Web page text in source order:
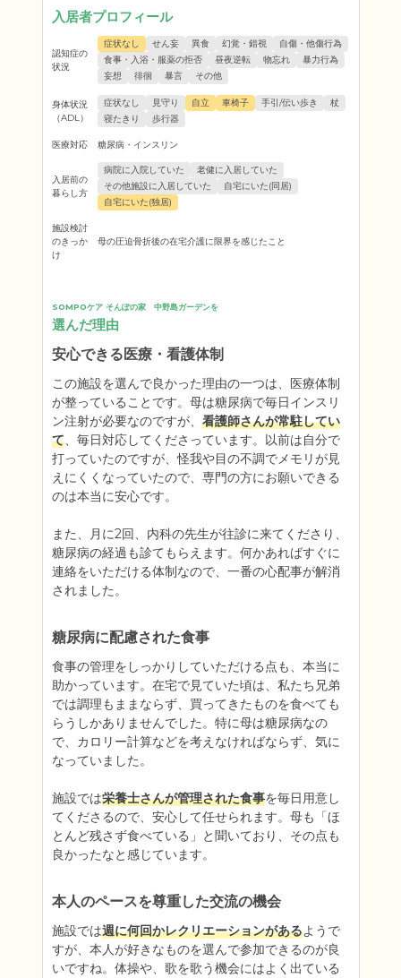
入居者プロフィール
認知症の
状況
症状なし せん妄 異食 幻覚・錯視
自傷・他傷行為
食事・入浴・服薬の拒否
昼夜逆転 物忘れ
暴力行為
妄想
徘徊 暴言 その他
身体状況
（ADL）
症状なし 見守り 自立 車椅子 手引/伝い歩き
杖
寝たきり
歩行器
医療対応 糖尿病・インスリン
入居前の
暮らし方
病院に入院していた
老健に入居していた
その他施設に入居していた
自宅にいた(同居)
自宅にいた(独居)
施設検討
のきっか
け
母の圧迫骨折後の在宅介護に限界を感じたこと
SOMPOケア そんぽの家　中野島ガーデンを
選んだ理由
安心できる医療・看護体制
この施設を選んで良かった理由の一つは、医療体制
が整っていることです。母は糖尿病で毎日インスリ
ン注射が必要なのですが、 看護師さんが常駐してい
て、毎日対応してくださっています。以前は自分で
打っていたのですが、怪我や目の不調でメモリが見
えにくくなっていたので、専門の方にお願いできる
のは本当に安心です。
また、月に2回、内科の先生が往診に来てくださり、
糖尿病の経過も診てもらえます。何かあればすぐに
連絡をいただける体制なので、一番の心配事が解消
されました。
糖尿病に配慮された食事
食事の管理をしっかりしていただける点も、本当に
助かっています。在宅で見ていた頃は、私たち兄弟
では調理もままならず、買ってきたものを食べても
らうしかありませんでした。特に母は糖尿病なの
で、カロリー計算などを考えなければならず、気に
なっていました。
施設では栄養士さんが管理された食事を毎日用意し
てくださるので、安心して任せられます。母も「ほ
とんど残さず食べている」と聞いており、その点も
良かったなと感じています。
本人のペースを尊重した交流の機会
施設では週に何回かレクリエーションがあるようで
すが、本人が好きなものを選んで参加できるのが良
いですね。体操や、歌を歌う機会にはよく出ている